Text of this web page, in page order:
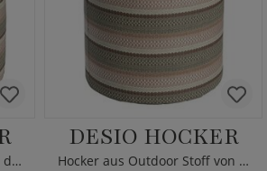
Gestreifter Borek Hocker für den Garten
DESIO HOCKER
Hocker aus Outdoor Stoff von Borek